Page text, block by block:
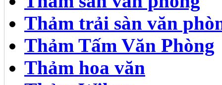
Thảm trải sàn văn
Thảm Tấm Văn Phòng
Thảm hoa văn